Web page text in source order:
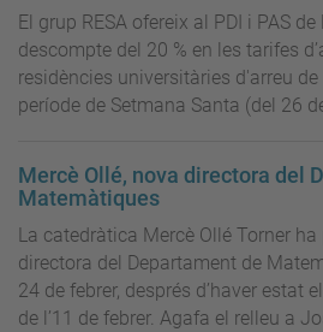
El grup RESA ofereix al PDI i PAS
descompte del 20 % en les tarifes
residències universitàries d'arreu
període de Setmana Santa (del 26
Mercè Ollé, nova directora del
Matemàtiques
La catedràtica Mercè Ollé Torner
directora del Departament de
24 de febrer, després d’haver estat
de l’11 de febrer. Agafa el relleu a